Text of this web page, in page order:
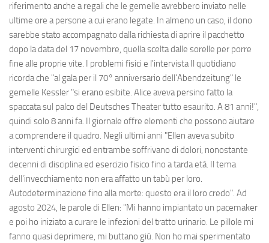
riferimento anche a regali che le gemelle avrebbero inviato nelle
ultime ore a persone a cui erano legate. In almeno un caso, il dono
sarebbe stato accompagnato dalla richiesta di aprire il pacchetto
dopo la data del 17 novembre, quella scelta dalle sorelle per porre
fine alle proprie vite. I problemi fisici e l'intervista Il quotidiano
ricorda che "al gala per il 70° anniversario dell'Abendzeitung" le
gemelle Kessler "si erano esibite. Alice aveva persino fatto la
spaccata sul palco del Deutsches Theater tutto esaurito. A 81 anni!",
quindi solo 8 anni fa. Il giornale offre elementi che possono aiutare
a comprendere il quadro. Negli ultimi anni "Ellen aveva subito
interventi chirurgici ed entrambe soffrivano di dolori, nonostante
decenni di disciplina ed esercizio fisico fino a tarda età. Il tema
dell'invecchiamento non era affatto un tabù per loro.
Autodeterminazione fino alla morte: questo era il loro credo". Ad
agosto 2024, le parole di Ellen: "Mi hanno impiantato un pacemaker
e poi ho iniziato a curare le infezioni del tratto urinario. Le pillole mi
fanno quasi deprimere, mi buttano giù. Non ho mai sperimentato